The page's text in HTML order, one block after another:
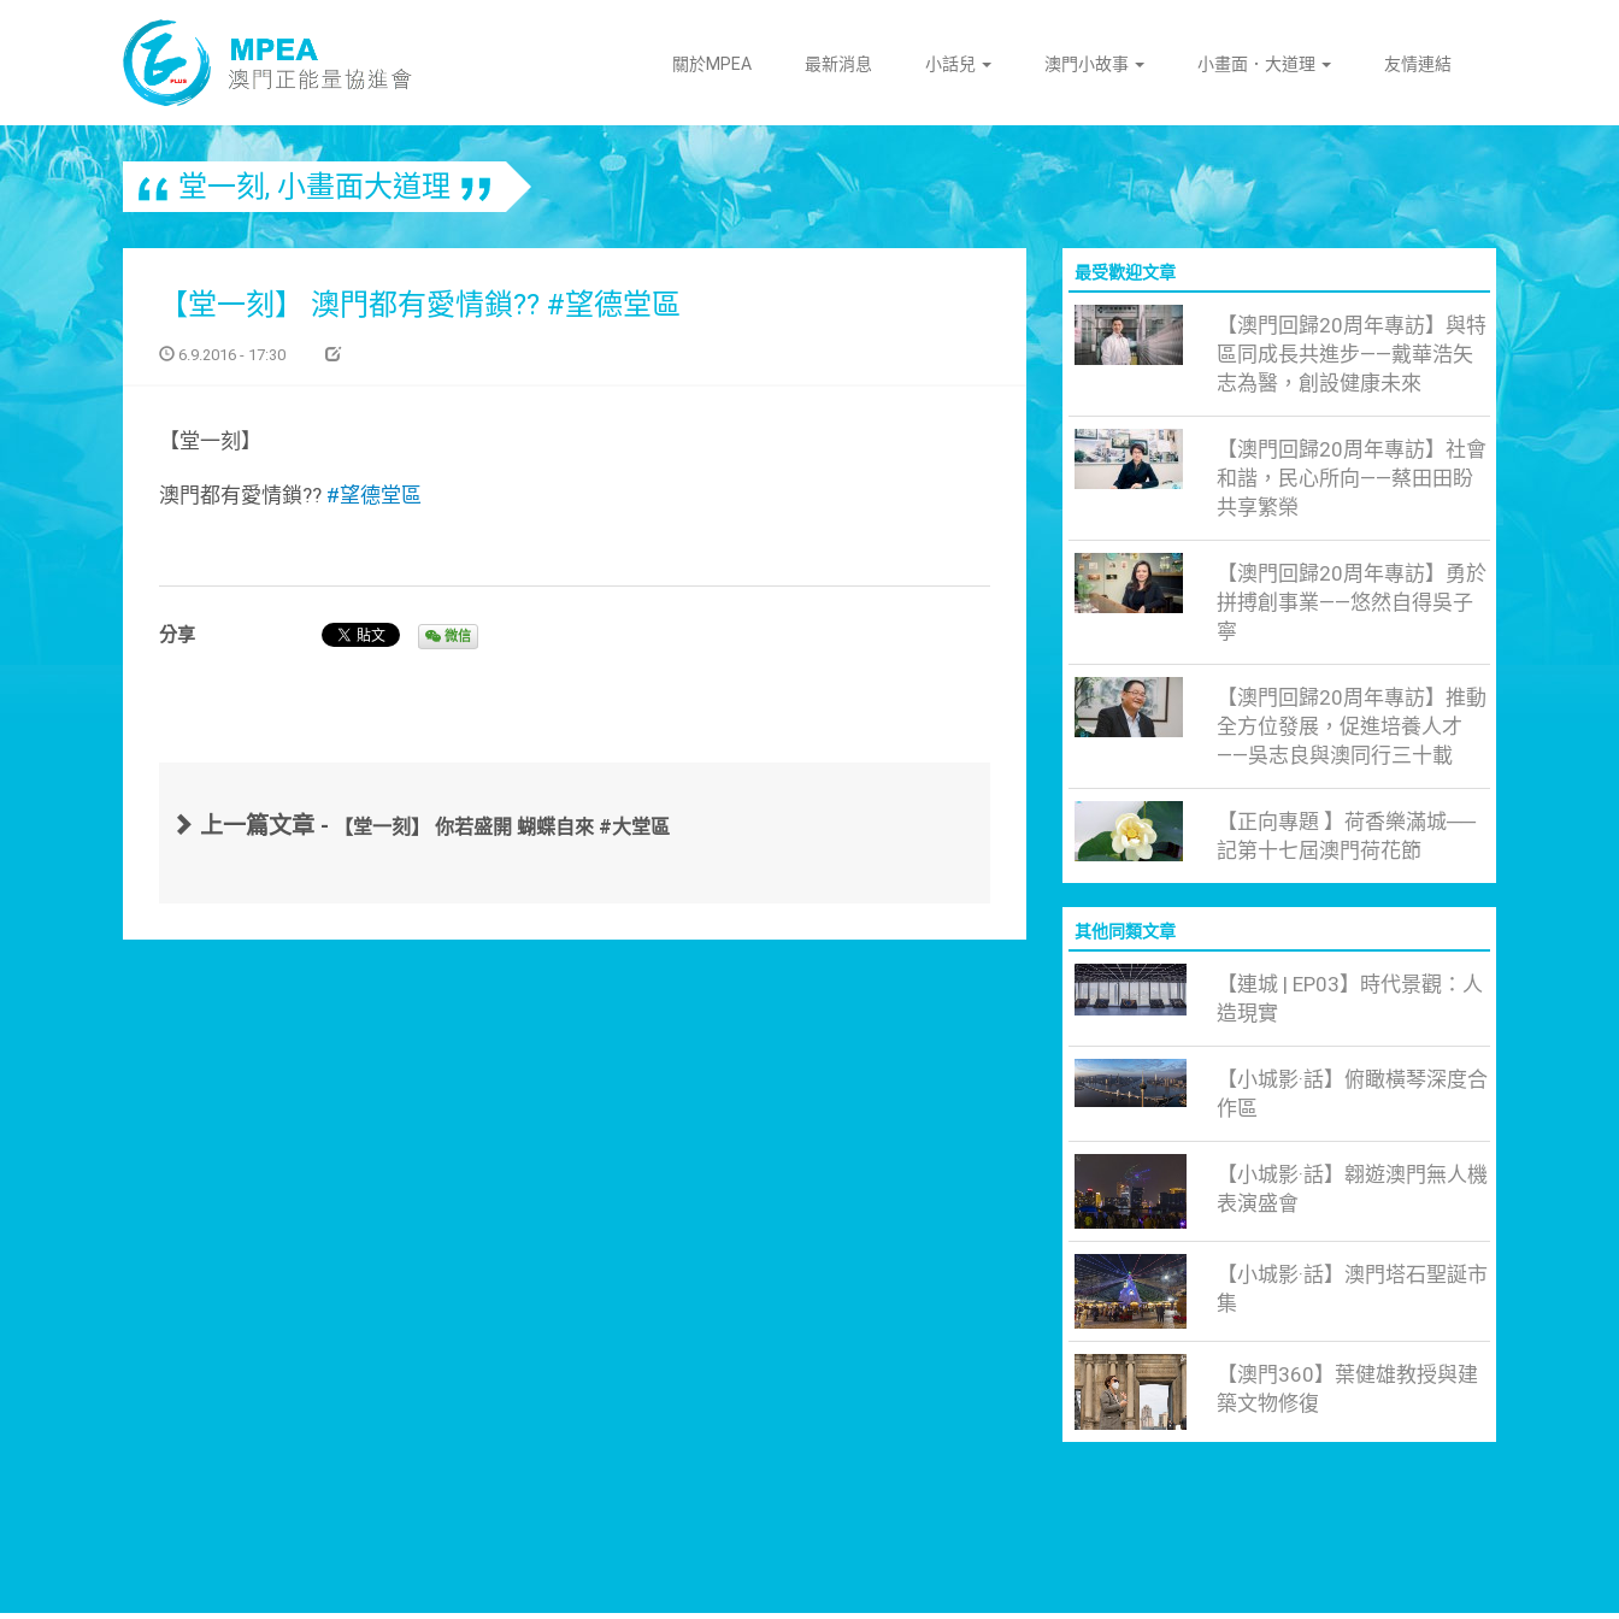
關於MPEA 最新消息 小話兒 澳門小故事 小畫面．大道理 友情連結
堂一刻 , 小畫面大道理
【堂一刻】 澳門都有愛情鎖?? ‪#‎望德堂區‬
6.9.2016 - 17:30
【堂一刻】
澳門都有愛情鎖?? ‪#‎望德堂區
分享 微信
上一篇文章 - 【堂一刻】 你若盛開 蝴蝶自來 #大堂區
最受歡迎文章
【澳門回歸20周年專訪】與特
區同成長共進步——戴華浩矢
志為醫，創設健康未來
【澳門回歸20周年專訪】社會
和諧，民心所向——蔡田田盼
共享繁榮
【澳門回歸20周年專訪】勇於
拼搏創事業——悠然自得吳子
寧
【澳門回歸20周年專訪】推動
全方位發展，促進培養人才
——吳志良與澳同行三十載
【正向專題 】荷香樂滿城──
記第十七屆澳門荷花節
其他同類文章
【連城 | EP03】時代景觀：人
造現實
【小城影·話】俯瞰橫琴深度合
作區
【小城影·話】翱遊澳門無人機
表演盛會
【小城影·話】澳門塔石聖誕市
集
【澳門360】葉健雄教授與建
築文物修復